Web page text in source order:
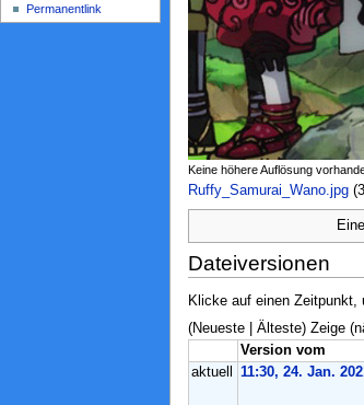
Keine höhere Auflösung
Ruffy_Samurai_Wano.jpg
Eine
Dateiversionen
Klicke auf einen Zeitpunkt,
(Neueste | Älteste) Zeige
Version vom
aktuell
11:30, 24. Jan.
Permanentlink